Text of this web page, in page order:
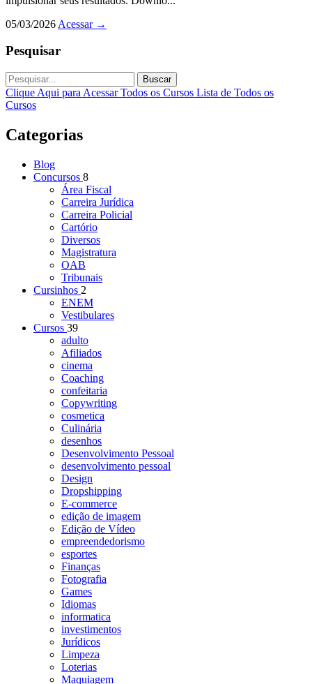
05/03/2026 Acessar →
Pesquisar
Buscar
Clique Aqui para Acessar Todos os Cursos Lista de Todos os
Cursos
Categorias
Blog
Concursos 8
Área Fiscal
Carreira Jurídica
Carreira Policial
Cartório
Diversos
Magistratura
OAB
Tribunais
Cursinhos 2
ENEM
Vestibulares
Cursos 39
adulto
Afiliados
cinema
Coaching
confeitaria
Copywriting
cosmetica
Culinária
desenhos
Desenvolvimento Pessoal
desenvolvimento pessoal
Design
Dropshipping
E-commerce
edição de imagem
Edição de Vídeo
empreendedorismo
esportes
Finanças
Fotografia
Games
Idiomas
informatica
investimentos
Jurídicos
Limpeza
Loterias
Maquiagem